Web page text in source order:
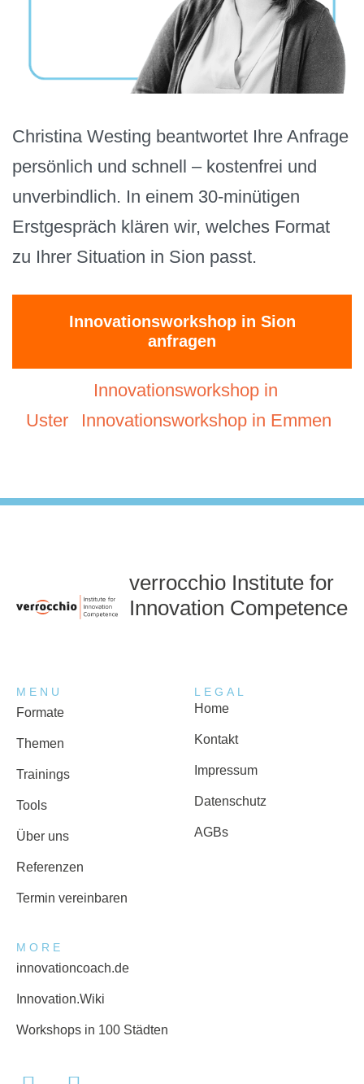
Christina Westing beantwortet Ihre Anfrage
persönlich und schnell – kostenfrei und
unverbindlich. In einem 30-minütigen
Erstgespräch klären wir, welches Format
zu Ihrer Situation in Sion passt.
Innovationsworkshop in Sion
anfragen
Innovationsworkshop in
Uster
Innovationsworkshop in Emmen
verrocchio Institute for
Innovation Competence
MENU
Formate
Themen
Trainings
Tools
Über uns
Referenzen
Termin vereinbaren
LEGAL
Home
Kontakt
Impressum
Datenschutz
AGBs
MORE
innovationcoach.de
Innovation.Wiki
Workshops in 100 Städten